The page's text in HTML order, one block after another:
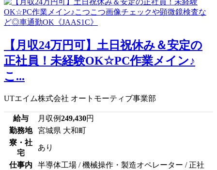
【月収24万円可】土日祝休み＆安定の
正社員！未経験OK☆PC作業メイン♪
こ...
UTエイム株式会社 オートモーティブ事業部
給与 月収例249,430円
勤務地
宮城県 大和町
寮・社
宅
あり
仕事内
半導体工場 / 機械操作・製造オペレーター / 正社